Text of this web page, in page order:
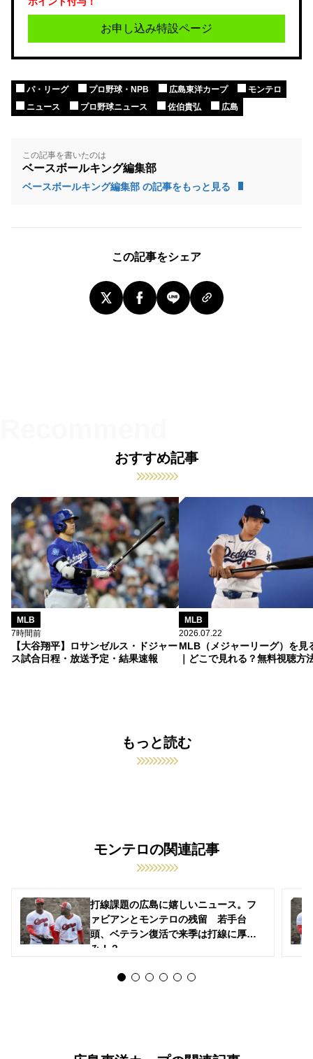
お申し込み特設ページ
パ・リーグ プロ野球・NPB 広島東洋カープ
モンテロ
ニュース
プロ野球ニュース 佐伯貴弘 広島
この記事を書いたのは
ベースボールキング編集部
ベースボールキング編集部 の記事をもっと見る
この記事をシェア
おすすめ記事
MLB
7時間前
【大谷翔平】ロサンゼルス・ドジャー
ス試合日程・放送予定・結果速報
MLB
2026.07.22
MLB（メジャーリーグ）を見
｜どこで見れる？無料視聴方
もっと読む
モンテロの関連記事
打線課題の広島に嬉しいニュース。フ
ァビアンとモンテロの残留 若手台
頭、ベテラン復活で来季は打線に厚
み！？